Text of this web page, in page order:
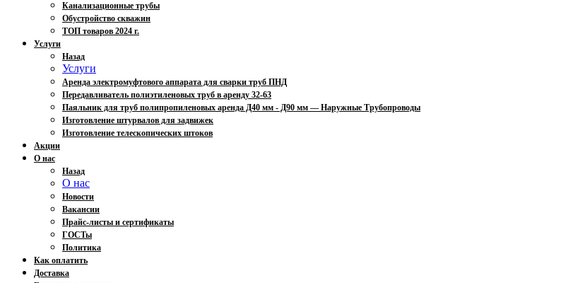
Канализационные трубы
Обустройство скважин
ТОП товаров 2024 г.
Услуги
Назад
Услуги
Аренда электромуфтового аппарата для сварки труб ПНД
Передавливатель полиэтиленовых труб в аренду 32-63
Паяльник для труб полипропиленовых аренда Д40 мм - Д90 мм — Наружные Трубопроводы
Изготовление штурвалов для задвижек
Изготовление телескопических штоков
Акции
О нас
Назад
О нас
Новости
Вакансии
Прайс-листы и сертификаты
ГОСТы
Политика
Как оплатить
Доставка